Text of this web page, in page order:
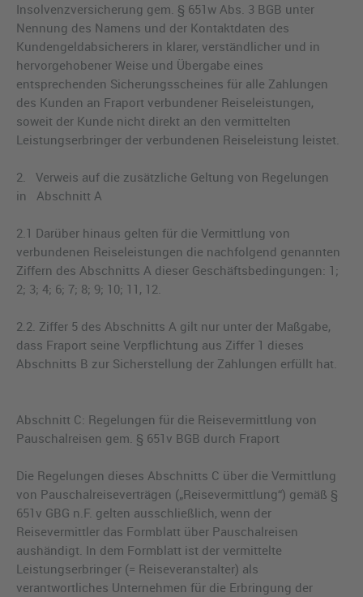
Insolvenzversicherung gem. § 651w Abs. 3 BGB unter
Nennung des Namens und der Kontaktdaten des
Kundengeldabsicherers in klarer, verständlicher und in
hervorgehobener Weise und Übergabe eines
entsprechenden Sicherungsscheines für alle Zahlungen
des Kunden an Fraport verbundener Reiseleistungen,
soweit der Kunde nicht direkt an den vermittelten
Leistungserbringer der verbundenen Reiseleistung leistet.
2. Verweis auf die zusätzliche Geltung von Regelungen
in Abschnitt A
2.1 Darüber hinaus gelten für die Vermittlung von
verbundenen Reiseleistungen die nachfolgend genannten
Ziffern des Abschnitts A dieser Geschäftsbedingungen: 1;
2; 3; 4; 6; 7; 8; 9; 10; 11, 12.
2.2. Ziffer 5 des Abschnitts A gilt nur unter der Maßgabe,
dass Fraport seine Verpflichtung aus Ziffer 1 dieses
Abschnitts B zur Sicherstellung der Zahlungen erfüllt hat.
Abschnitt C: Regelungen für die Reisevermittlung von
Pauschalreisen gem. § 651v BGB durch Fraport
Die Regelungen dieses Abschnitts C über die Vermittlung
von Pauschalreiseverträgen („Reisevermittlung“) gemäß §
651v GBG n.F. gelten ausschließlich, wenn der
Reisevermittler das Formblatt über Pauschalreisen
aushändigt. In dem Formblatt ist der vermittelte
Leistungserbringer (= Reiseveranstalter) als
verantwortliches Unternehmen für die Erbringung der